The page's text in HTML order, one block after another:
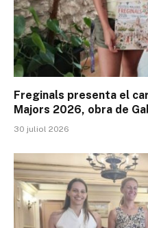
Freginals presenta el
Majors 2026, obra de
30 juliol 2026